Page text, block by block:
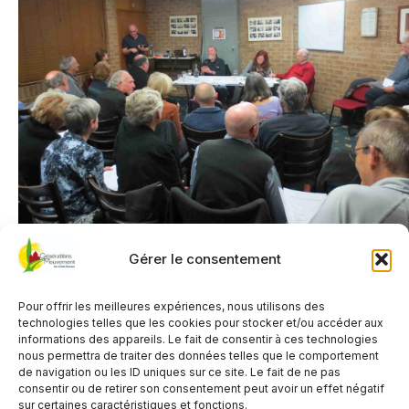
Gérer le consentement
Pour offrir les meilleures expériences, nous utilisons des
technologies telles que les cookies pour stocker et/ou accéder aux
informations des appareils. Le fait de consentir à ces technologies
nous permettra de traiter des données telles que le comportement
de navigation ou les ID uniques sur ce site. Le fait de ne pas
consentir ou de retirer son consentement peut avoir un effet négatif
sur certaines caractéristiques et fonctions.
10 juin 2026
9h30 - 12h00